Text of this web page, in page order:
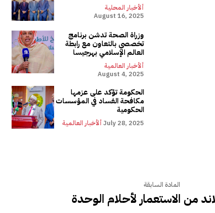
ألأخبار المحلية
August 16, 2025
وزراة الصحة تدشن برنامج
تخصصي بالتعاون مع رابطة
العالم الإسلامي بهرجيسا
ألأخبار العالمية
August 4, 2025
الحكومة تؤكد على عزمها
مكافحة الفساد في المؤسسات
الحكومية
ألأخبار العالمية July 28, 2025
المادة السابقة
من الاستعمار لأحلام الوحدة